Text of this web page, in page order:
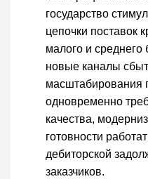
государство
цепочки поставок
малого и среднего
новые каналы
масштабирования
одновременно
качества,
готовности
дебиторской
заказчиков.